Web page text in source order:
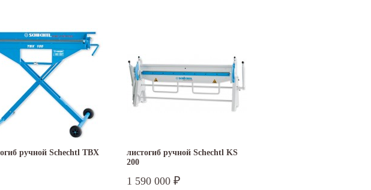
ручной Schechtl TBX
листогиб ручной Schechtl KS
200
1 590 000 ₽